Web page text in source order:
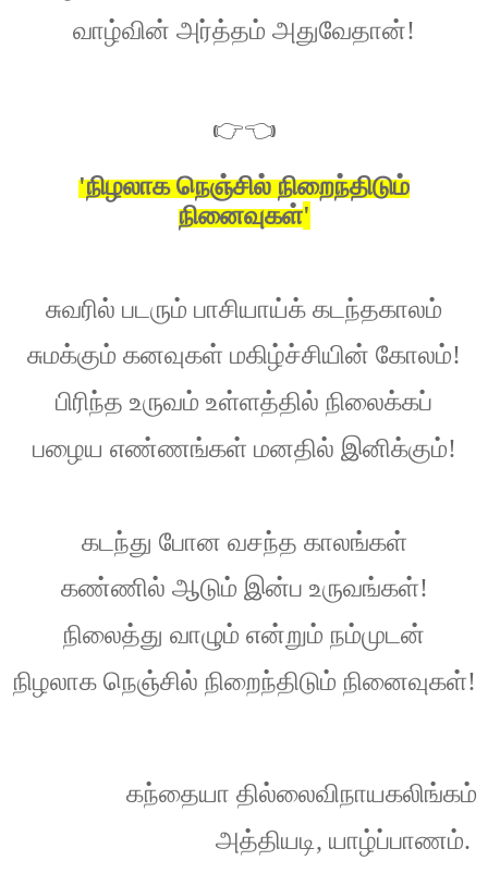
வாழ்வின் அர்த்தம் அதுவேதான்!
👉👈
'நிழலாக நெஞ்சில் நிறைந்திடும்
நினைவுகள்'
சுவரில் படரும் பாசியாய்க் கடந்தகாலம்
சுமக்கும் கனவுகள் மகிழ்ச்சியின் கோலம்!
பிரிந்த உருவம் உள்ளத்தில் நிலைக்கப்
பழைய எண்ணங்கள் மனதில் இனிக்கும்!
கடந்து போன வசந்த காலங்கள்
கண்ணில் ஆடும் இன்ப உருவங்கள்!
நிலைத்து வாழும் என்றும் நம்முடன்
நிழலாக நெஞ்சில் நிறைந்திடும் நினைவுகள்!
கந்தையா தில்லைவிநாயகலிங்கம்
அத்தியடி, யாழ்ப்பாணம்.